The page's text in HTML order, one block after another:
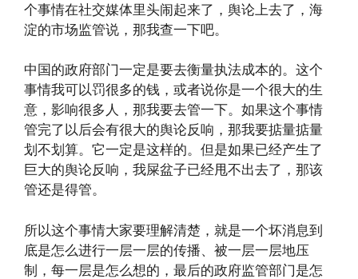
个事情在社交媒体里头闹起来了，舆论上去了，海
淀的市场监管说，那我查一下吧。
中国的政府部门一定是要去衡量执法成本的。这个
事情我可以罚很多的钱，或者说你是一个很大的生
意，影响很多人，那我要去管一下。如果这个事情
管完了以后会有很大的舆论反响，那我要掂量掂量
划不划算。它一定是这样的。但是如果已经产生了
巨大的舆论反响，我屎盆子已经甩不出去了，那该
管还是得管。
所以这个事情大家要理解清楚，就是一个坏消息到
底是怎么进行一层一层的传播、被一层一层地压
制，每一层是怎么想的，最后的政府监管部门是怎